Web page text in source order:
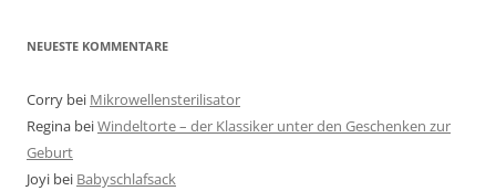
NEUESTE KOMMENTARE
Corry bei Mikrowellensterilisator
Regina beiWindeltorte – der Klassiker unter den Geschenken zur
Geburt
Joyi bei Babyschlafsack